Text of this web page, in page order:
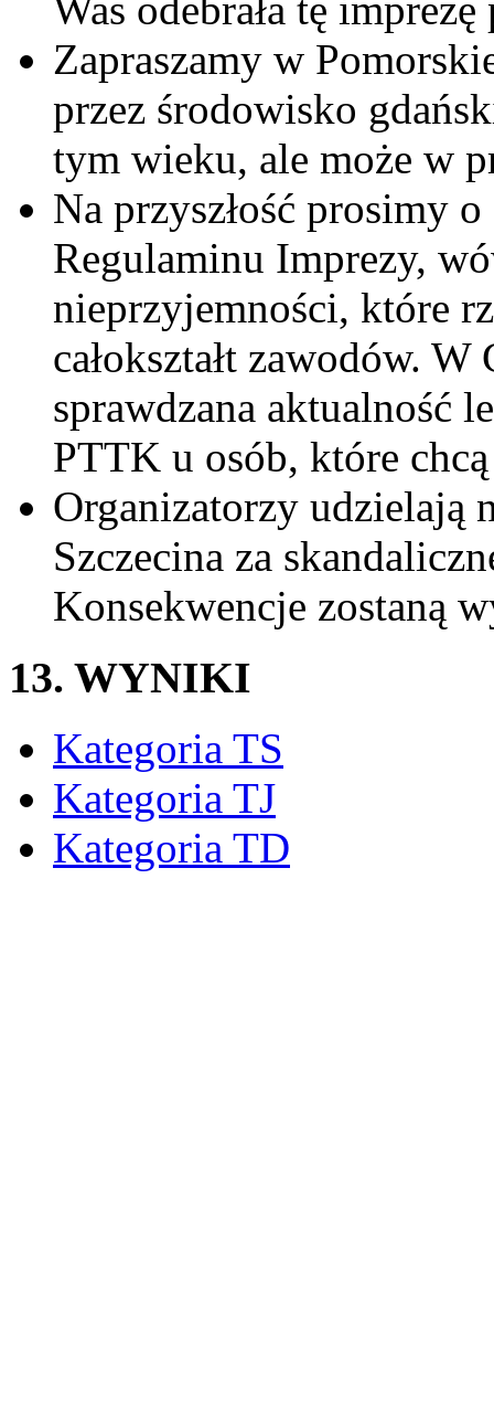
Zapraszamy w
przez środowisko
tym wieku, ale może w
Na przyszłość prosimy
Regulaminu Imprezy,
nieprzyjemności, które
całokształt zawodów.
sprawdzana aktualność
PTTK u osób, które
Organizatorzy udzielają
Szczecina za
Konsekwencje zostaną
13. WYNIKI
Kategoria TS
Kategoria TJ
Kategoria TD